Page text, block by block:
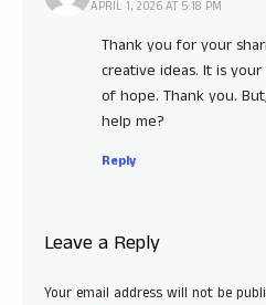
APRIL 1, 2026 AT 5:18 PM
Thank you for your
creative ideas. It is
of hope. Thank you.
help me?
Reply
Leave a Reply
Your email address will not be